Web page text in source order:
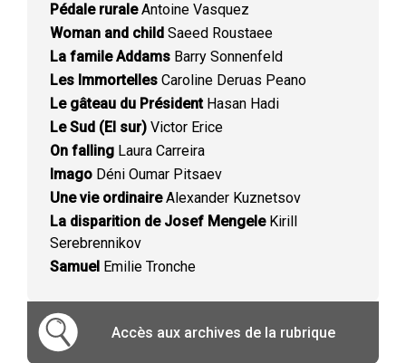
Pédale ruraleAntoine Vasquez
Woman and child Saeed Roustaee
La famile Addams Barry Sonnenfeld
Les Immortelles Caroline Deruas Peano
Le gâteau du PrésidentHasan Hadi
Le Sud (El sur) Victor Erice
On falling Laura Carreira
Imago Déni Oumar Pitsaev
Une vie ordinaireAlexander Kuznetsov
La disparition de Josef MengeleKirill
Serebrennikov
Samuel Emilie Tronche
Accès aux archives de la rubrique